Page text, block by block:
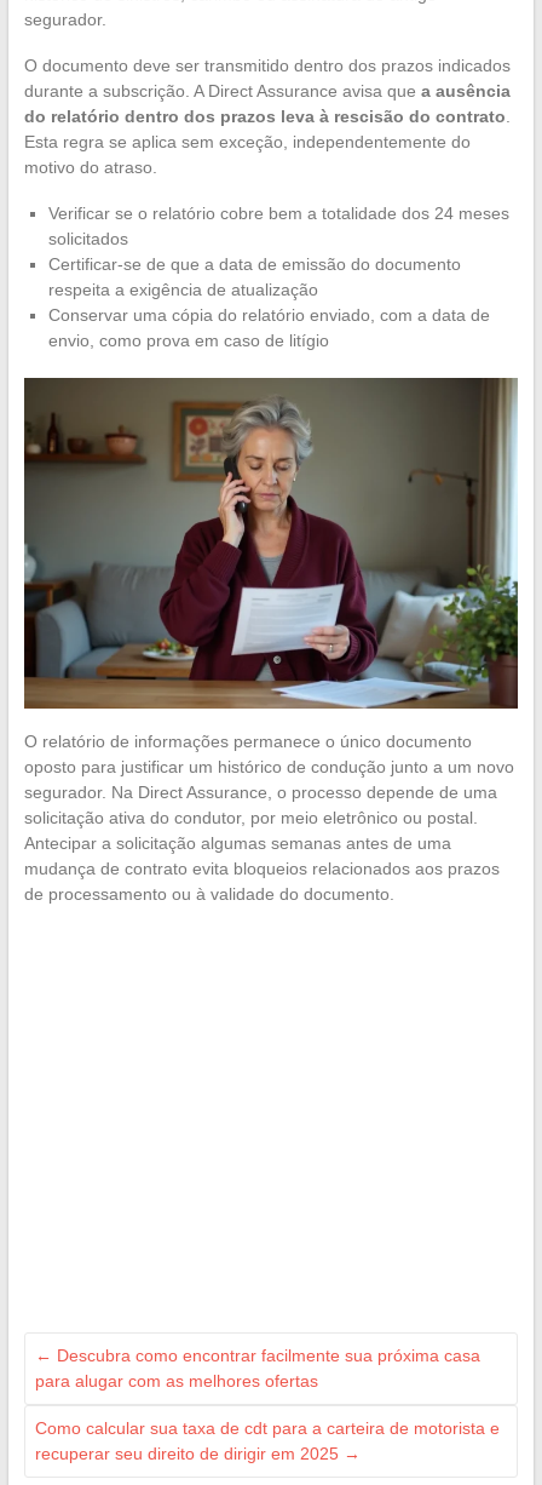
segurador.
O documento deve ser transmitido dentro dos prazos indicados
durante a subscrição. A Direct Assurance avisa que a ausência
do relatório dentro dos prazos leva à rescisão do contrato.
Esta regra se aplica sem exceção, independentemente do
motivo do atraso.
Verificar se o relatório cobre bem a totalidade dos 24 meses
solicitados
Certificar-se de que a data de emissão do documento
respeita a exigência de atualização
Conservar uma cópia do relatório enviado, com a data de
envio, como prova em caso de litígio
O relatório de informações permanece o único documento
oposto para justificar um histórico de condução junto a um novo
segurador. Na Direct Assurance, o processo depende de uma
solicitação ativa do condutor, por meio eletrônico ou postal.
Antecipar a solicitação algumas semanas antes de uma
mudança de contrato evita bloqueios relacionados aos prazos
de processamento ou à validade do documento.
← Descubra como encontrar facilmente sua próxima casa
para alugar com as melhores ofertas
Como calcular sua taxa de cdt para a carteira de motorista e
recuperar seu direito de dirigir em 2025 →